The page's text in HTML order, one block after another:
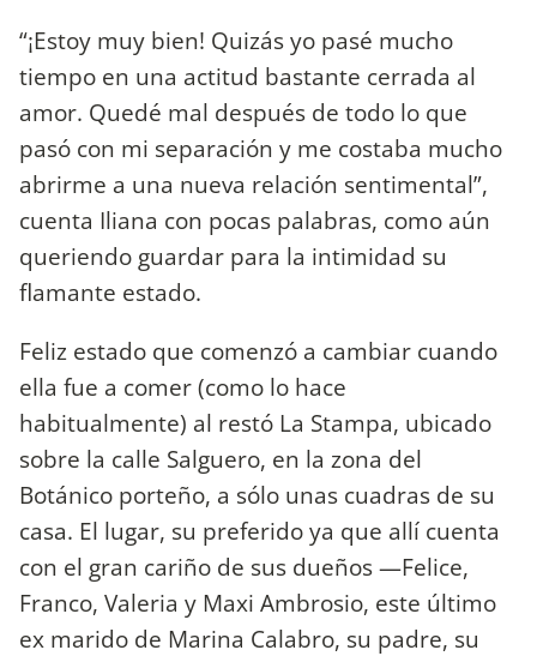
“¡Estoy muy bien! Quizás yo pasé mucho
tiempo en una actitud bastante cerrada al
amor. Quedé mal después de todo lo que
pasó con mi separación y me costaba mucho
abrirme a una nueva relación sentimental”,
cuenta Iliana con pocas palabras, como aún
queriendo guardar para la intimidad su
flamante estado.
Feliz estado que comenzó a cambiar cuando
ella fue a comer (como lo hace
habitualmente) al restó La Stampa, ubicado
sobre la calle Salguero, en la zona del
Botánico porteño, a sólo unas cuadras de su
casa. El lugar, su preferido ya que allí cuenta
con el gran cariño de sus dueños —Felice,
Franco, Valeria y Maxi Ambrosio, este último
ex marido de Marina Calabro, su padre, su